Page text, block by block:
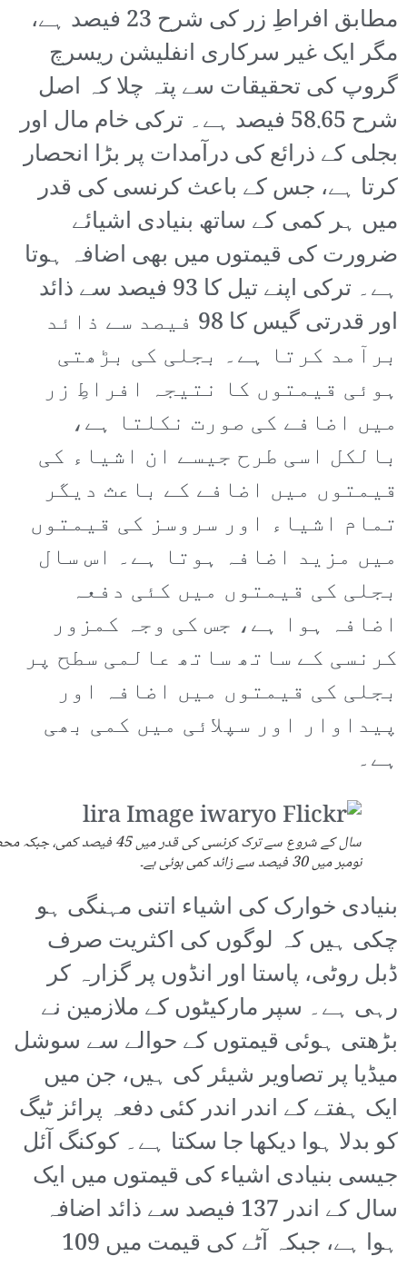
مطابق افراطِ زر کی شرح 23 فیصد ہے،
مگر ایک غیر سرکاری انفلیشن ریسرچ
گروپ کی تحقیقات سے پتہ چلا کہ اصل
شرح 58.65 فیصد ہے۔ ترکی خام مال اور
بجلی کے ذرائع کی درآمدات پر بڑا انحصار
کرتا ہے، جس کے باعث کرنسی کی قدر
میں ہر کمی کے ساتھ بنیادی اشیائے
ضرورت کی قیمتوں میں بھی اضافہ ہوتا
ہے۔ ترکی اپنے تیل کا 93 فیصد سے ذائد
اور قدرتی گیس کا 98 فیصد سے ذائد
برآمد کرتا ہے۔ بجلی کی بڑھتی
ہوئی قیمتوں کا نتیجہ افراطِ زر
میں اضافے کی صورت نکلتا ہے،
بالکل اسی طرح جیسے ان اشیاء کی
قیمتوں میں اضافے کے باعث دیگر
تمام اشیاء اور سروسز کی قیمتوں
میں مزید اضافہ ہوتا ہے۔ اس سال
بجلی کی قیمتوں میں کئی دفعہ
اضافہ ہوا ہے، جس کی وجہ کمزور
کرنسی کے ساتھ ساتھ عالمی سطح پر
بجلی کی قیمتوں میں اضافہ اور
پیداوار اور سپلائی میں کمی بھی
ہے۔
سال کے شروع سے ترک کرنسی کی قدر میں 45 فیصد کمی،
نومبر میں 30 فیصد سے زائد کمی ہوئی ہے۔
بنیادی خوارک کی اشیاء اتنی مہنگی ہو
چکی ہیں کہ لوگوں کی اکثریت صرف
ڈبل روٹی، پاستا اور انڈوں پر گزارہ کر
رہی ہے۔ سپر مارکیٹوں کے ملازمین نے
بڑھتی ہوئی قیمتوں کے حوالے سے سوشل
میڈیا پر تصاویر شیئر کی ہیں، جن میں
ایک ہفتے کے اندر اندر کئی دفعہ پرائز ٹیگ
کو بدلا ہوا دیکھا جا سکتا ہے۔ کوکنگ آئل
جیسی بنیادی اشیاء کی قیمتوں میں ایک
سال کے اندر 137 فیصد سے ذائد اضافہ
ہوا ہے، جبکہ آٹے کی قیمت میں 109